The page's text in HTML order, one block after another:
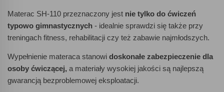
Materac SH-110 przeznaczony jest nie tylko do ćwiczeń
typowo gimnastycznych - idealnie sprawdzi się także przy
treningach fitness, rehabilitacji czy też zabawie najmłodszych.
Wypełnienie materaca stanowi doskonałe zabezpieczenie dla
osoby ćwiczącej, a materiały wysokiej jakości są najlepszą
gwarancją bezproblemowej eksploatacji.